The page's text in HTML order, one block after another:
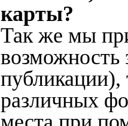
карты?
Так же мы
возможность
публикации),
различных